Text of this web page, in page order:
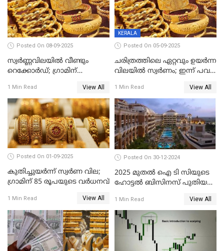
Posted On 08-09-2025
സ്വർണ്ണവിലയിൽ വീണ്ടും
റെക്കോർഡ്; ഗ്രാമിന്
രൂപ മാത്രം കുറവ്
1 Min Read View All
KERALA
Posted On 05-09-2025
ചരിത്രത്തിലെ ഏറ്റവും ഉയർന്ന
വിലയിൽ സ്വർണം; ഇന്ന് പവന്
1 Min Read View All
Posted On 01-09-2025
കുതിച്ചുയർന്ന് സ്വർണ വില;
ഗ്രാമിന് 85 രൂപയുടെ വർധനവ്
1 Min Read View All
Posted On 30-12-2024
2025 മുതൽ ഐ ടി സിയുടെ
ഹോട്ടൽ ബിസിനസ് പുതിയ
ഉടമകൾ അറിയേണ്ട
കാര്യങ്ങൾ
1 Min Read View All